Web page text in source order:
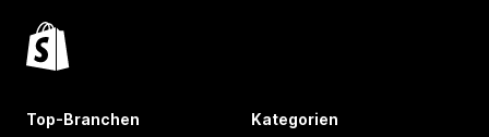
Top-Branchen Kategorien